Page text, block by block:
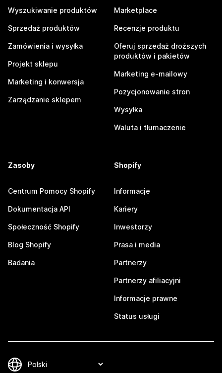
Wyszukiwanie produktów
Sprzedaż produktów
Zamówienia i wysyłka
Projekt sklepu
Marketing i konwersja
Zarządzanie sklepem
Marketplace
Recenzje produktu
Oferuj sprzedaż droższych
produktów i pakietów
Marketing e-mailowy
Pozycjonowanie stron
Wysyłka
Waluta i tłumaczenie
Zasoby
Centrum Pomocy Shopify
Dokumentacja API
Społeczność Shopify
Blog Shopify
Badania
Shopify
Informacje
Kariery
Inwestorzy
Prasa i media
Partnerzy
Partnerzy afiliacyjni
Informacje prawne
Status usługi